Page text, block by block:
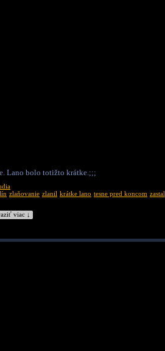
Lano bolo totižto krátke.;;;
zlaňovanie zlanil krátke lano tesne pred koncom zastal
viac ↓